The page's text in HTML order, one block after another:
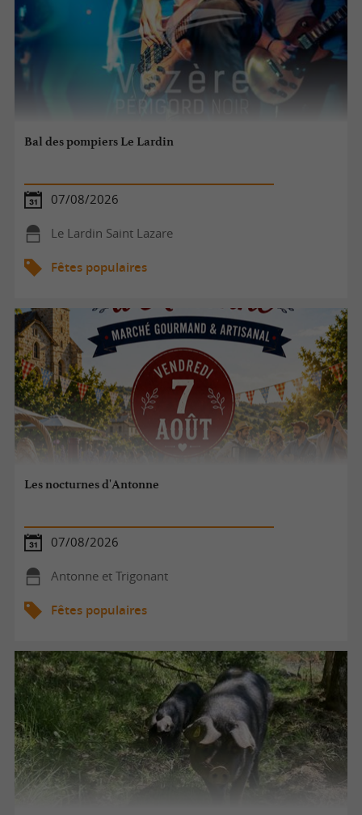
Bal des pompiers Le Lardin
07/08/2026
Le Lardin Saint Lazare
Fêtes populaires
Les nocturnes d'Antonne
07/08/2026
Antonne et Trigonant
Fêtes populaires